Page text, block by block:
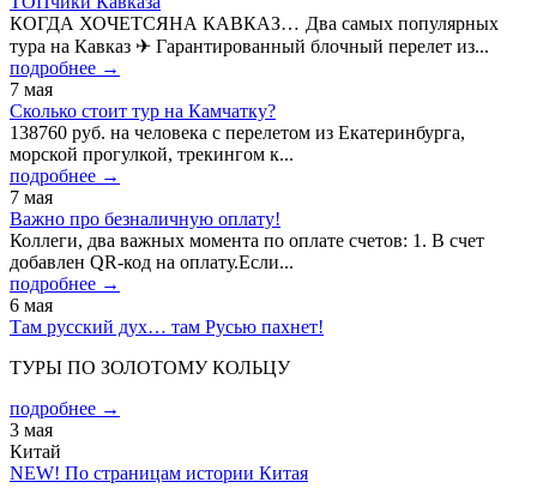
КОГДА ХОЧЕТСЯНА КАВКАЗ… Два самых популярных
тура на Кавказ ✈ Гарантированный блочный перелет из...
подробнее →
7 мая
Сколько стоит тур на Камчатку?
138760 руб. на человека с перелетом из Екатеринбурга,
морской прогулкой, трекингом к...
подробнее →
7 мая
Важно про безналичную оплату!
Коллеги, два важных момента по оплате счетов: 1. В счет
добавлен QR-код на оплату.Если...
подробнее →
6 мая
Там русский дух… там Русью пахнет!
ТУРЫ ПО ЗОЛОТОМУ КОЛЬЦУ
подробнее →
3 мая
Китай
NEW! По страницам истории Китая